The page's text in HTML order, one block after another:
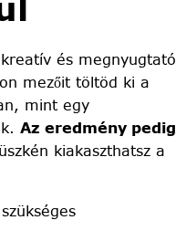
és megnyugtató
mezőit töltöd ki a
mint egy
Az eredmény pedig
kiakaszthatsz a